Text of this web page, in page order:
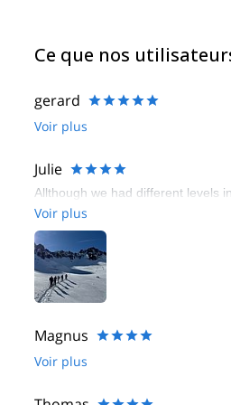
Ce que nos
gerard
Voir plus
Julie
Allthough we had different levels
Voir plus
Magnus
Voir plus